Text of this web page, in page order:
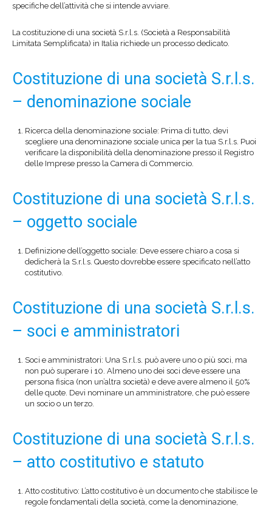
specifiche dell’attività che si intende avviare.
La costituzione di una società S.r.l.s. (Società a Responsabilità
Limitata Semplificata) in Italia richiede un processo dedicato.
Costituzione di una società S.r.l.s.
– denominazione sociale
Ricerca della denominazione sociale: Prima di tutto, devi
scegliere una denominazione sociale unica per la tua S.r.l.s. Puoi
verificare la disponibilità della denominazione presso il Registro
delle Imprese presso la Camera di Commercio.
Costituzione di una società S.r.l.s.
– oggetto sociale
Definizione dell’oggetto sociale: Deve essere chiaro a cosa si
dedicherà la S.r.l.s. Questo dovrebbe essere specificato nell’atto
costitutivo.
Costituzione di una società S.r.l.s.
– soci e amministratori
Soci e amministratori: Una S.r.l.s. può avere uno o più soci, ma
non può superare i 10. Almeno uno dei soci deve essere una
persona fisica (non un’altra società) e deve avere almeno il 50%
delle quote. Devi nominare un amministratore, che può essere
un socio o un terzo.
Costituzione di una società S.r.l.s.
– atto costitutivo e statuto
Atto costitutivo: L’atto costitutivo è un documento che stabilisce le
regole fondamentali della società, come la denominazione,